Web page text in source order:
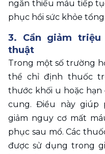
ngăn thiếu máu tiếp
phục hồi sức khỏe
3. Cần giảm
thuật
Trong một số trường
thể chỉ định thuốc
thước khối u hoặc
cung. Điều này giúp
giảm nguy cơ mất
phục sau mổ. Các
được sử dụng trong